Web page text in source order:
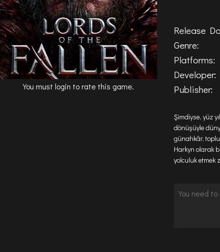
You must login to rate this game.
Release
Genre:
Platforms:
Developer:
Publisher:
Şimdiyse, yüz
dönüşüyle
günahkâr,
Harkyn olarak
yolculuk etmek
büyü gücüyle